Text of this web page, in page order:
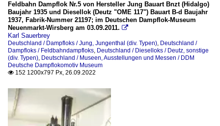
Feldbahn Dampflok Nr.5 von Hersteller Jung Bauart Bnzt (Hidalgo)
Baujahr 1935 und Diesellok (Deutz "OME 117") Bauart B-d Baujahr
1937, Fabrik-Nummer 21197; im Deutschen Dampflok-Museum
Neuenmarkt-Wirsberg am 03.09.2011. 
Karl Sauerbrey
Deutschland / Dampfloks / Jung, Jungenthal (div. Typen), Deutschland /
Dampfloks / Feldbahndampfloks, Deutschland / Dieselloks / Deutz, sonstige
(div. Typen), Deutschland / Museen, Ausstellungen und Messen / DDM
Deutsche Dampflokomotiv Museum
 152 1200x797 Px, 26.09.2022